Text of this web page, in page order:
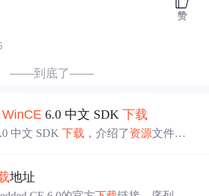
赞
——到底了——
WinCE 6.0 中文 SDK下载
中文 SDK下载 ，介绍了资源文件，
和安装指南，最后声明版权仅供学习
地址